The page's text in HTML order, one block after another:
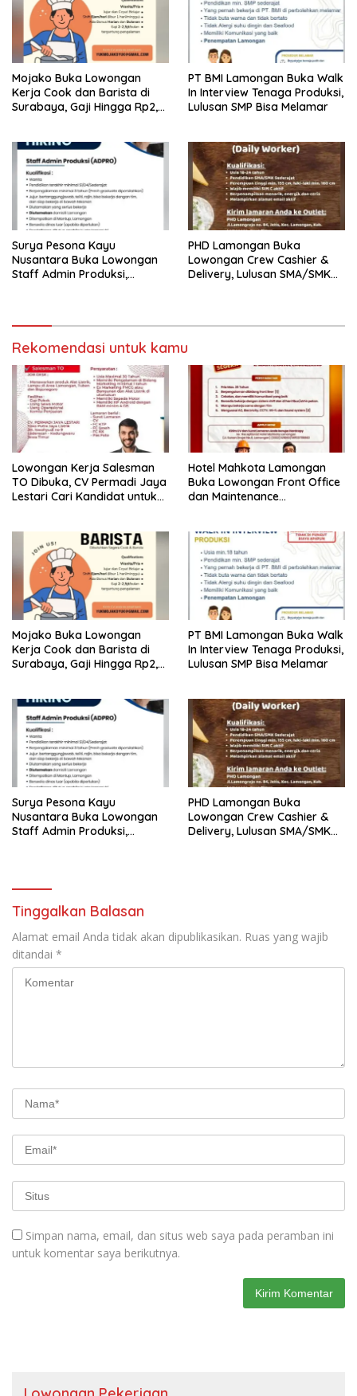
Mojako Buka Lowongan
Kerja Cook dan Barista di
Surabaya, Gaji Hingga Rp2,5
PT BMI Lamongan Buka Walk
In Interview Tenaga Produksi,
Lulusan SMP Bisa Melamar
Surya Pesona Kayu
Nusantara Buka Lowongan
Staff Admin Produksi,
PHD Lamongan Buka
Lowongan Crew Cashier &
Delivery, Lulusan SMA/SMK
Rekomendasi untuk kamu
Lowongan Kerja Salesman
TO Dibuka, CV Permadi Jaya
Lestari Cari Kandidat untuk
Hotel Mahkota Lamongan
Buka Lowongan Front Office
dan Maintenance
Mojako Buka Lowongan
Kerja Cook dan Barista di
Surabaya, Gaji Hingga Rp2,5
PT BMI Lamongan Buka Walk
In Interview Tenaga Produksi,
Lulusan SMP Bisa Melamar
Surya Pesona Kayu
Nusantara Buka Lowongan
Staff Admin Produksi,
PHD Lamongan Buka
Lowongan Crew Cashier &
Delivery, Lulusan SMA/SMK
Tinggalkan Balasan
Alamat email Anda tidak akan dipublikasikan. Ruas yang wajib
ditandai *
Simpan nama, email, dan situs web saya pada peramban ini
untuk komentar saya berikutnya.